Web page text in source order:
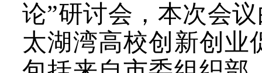
论”研讨会，本次会
太湖湾高校创新创业